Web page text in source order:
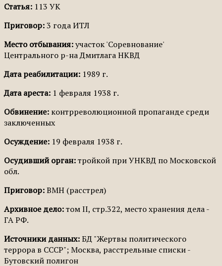
Статья: 113 УК
Приговор:3 года ИТЛ
Место отбывания:участок 'Соревнование'
Центрального р-на Дмитлага НКВД
Дата реабилитации: 1989 г.
Дата ареста: 1 февраля 1938 г.
Обвинение: контрреволюционной пропаганде среди
заключенных
Осуждение: 19 февраля 1938 г.
Осудивший орган:тройкой при УНКВД по Московской
обл.
Приговор:ВМН (расстрел)
Архивное дело:том II, стр.322, место хранения дела -
ГА РФ.
Источники данных:БД "Жертвы политического
террора в СССР"; Москва, расстрельные списки -
Бутовский полигон